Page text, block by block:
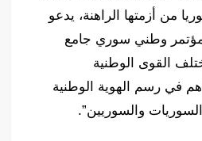
من أزمتها الراهنة، يدعو
مؤتمر وطني سوري جامع
القوى الوطنية
في رسم الهوية الوطنية
والسوريين”.